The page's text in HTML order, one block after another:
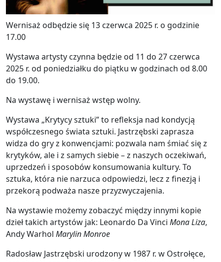
Wernisaż odbędzie się 13 czerwca 2025 r. o godzinie
17.00
Wystawa artysty czynna będzie od 11 do 27 czerwca
2025 r. od poniedziałku do piątku w godzinach od 8.00
do 19.00.
Na wystawę i wernisaż wstęp wolny.
Wystawa „Krytycy sztuki” to refleksja nad kondycją
współczesnego świata sztuki. Jastrzębski zaprasza
widza do gry z konwencjami: pozwala nam śmiać się z
krytyków, ale i z samych siebie – z naszych oczekiwań,
uprzedzeń i sposobów konsumowania kultury. To
sztuka, która nie narzuca odpowiedzi, lecz z finezją i
przekorą podważa nasze przyzwyczajenia.
Na wystawie możemy zobaczyć między innymi kopie
dzieł takich artystów jak: Leonardo Da Vinci Mona Liza,
Andy Warhol Marylin Monroe
Radosław Jastrzębski urodzony w 1987 r. w Ostrołęce,